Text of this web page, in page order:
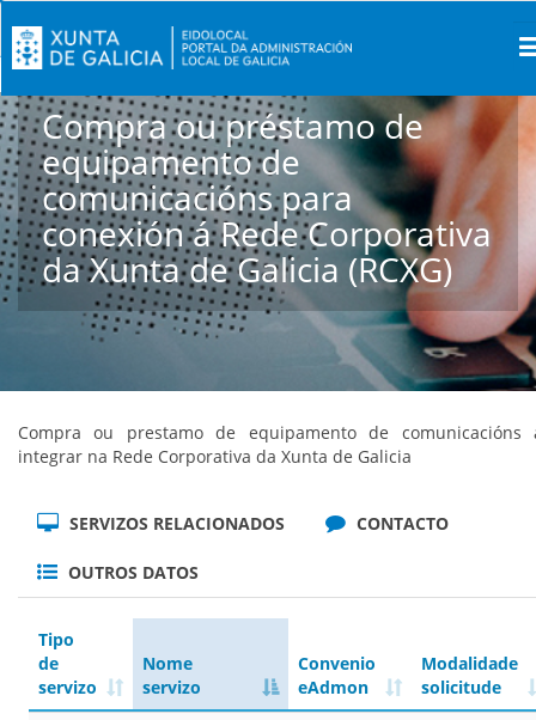
Compra ou préstamo de
equipamento de
comunicacións para
conexión á Rede Corporativa
da Xunta de Galicia (RCXG)
Compra ou prestamo de equipamento de comunicacións
integrar na Rede Corporativa da Xunta de Galicia
SERVIZOS RELACIONADOS CONTACTO
OUTROS DATOS
Tipo
de
servizo
Nome
servizo
Convenio
eAdmon
Modalidade
solicitude